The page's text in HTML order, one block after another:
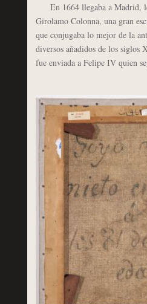
En 1664 llegaba a Madrid,
Girolamo Colonna, una gran
que conjugaba lo mejor de la
diversos añadidos de los
fue enviada a Felipe IV quien